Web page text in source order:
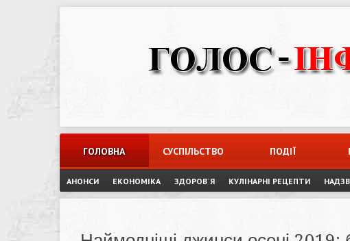
ГОЛОВНА СУСПІЛЬСТВО ПОДІЇ
АНОНСИ ЕКОНОМІКА ЗДОРОВ`Я КУЛІНАРНІ РЕЦЕПТИ